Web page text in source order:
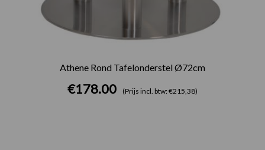
Athene Rond Tafelonderstel Ø72cm
€178.00 (Prijs incl. btw: €215,38)